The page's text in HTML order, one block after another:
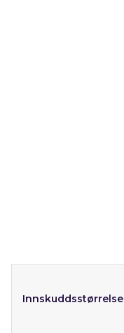
Innskuddsstørrelse